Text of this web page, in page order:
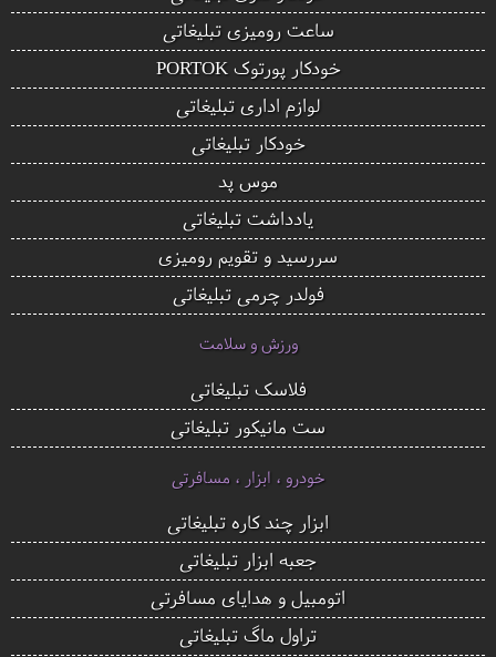
ساعت رومیزی تبلیغاتی
خودکار پورتوک PORTOK
لوازم اداری تبلیغاتی
خودکار تبلیغاتی
موس پد
یادداشت تبلیغاتی
سررسید و تقویم رومیزی
فولدر چرمی تبلیغاتی
ورزش و سلامت
فلاسک تبلیغاتی
ست مانیکور تبلیغاتی
خودرو ، ابزار ، مسافرتی
ابزار چند کاره تبلیغاتی
جعبه ابزار تبلیغاتی
اتومبیل و هدایای مسافرتی
تراول ماگ تبلیغاتی